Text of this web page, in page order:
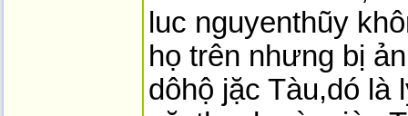
luc nguyenthũy
họ trên nhưng bị
dôhộ jặc Tàu,dó là